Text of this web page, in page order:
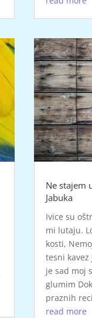
Ne stajem
Jabuka
Ivice su
mi lutaju.
kosti,
tesni kavez
je sad moj
glumim
praznih
read more